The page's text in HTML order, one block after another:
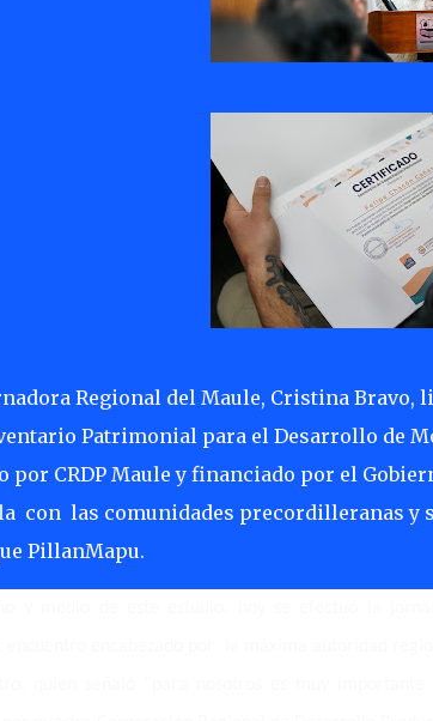
Regional del Maule, Cristina Bravo,
Patrimonial para el Desarrollo de
por CRDP Maule y financiado por el
con las comunidades precordilleranas y
PillanMapu.